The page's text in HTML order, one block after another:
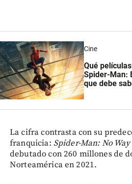
Cine
Qué
Spider-Man:
que debe
La cifra contrasta con su
franquicia: Spider-Man: No
debutado con 260 millones de
Norteamérica en 2021.